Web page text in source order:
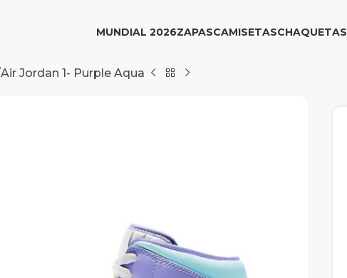
MUNDIAL 2026ZAPASCAMISETASCHAQUETAS
Air Jordan 1- Purple Aqua